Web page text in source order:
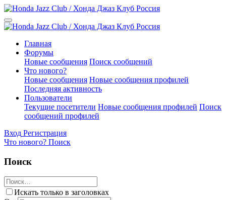
Главная
Форумы
Новые сообщения Поиск сообщений
Что нового?
Новые сообщения Новые сообщения профилей
Последняя активность
Пользователи
Текущие посетители Новые сообщения профилей Поиск
сообщений профилей
Вход Регистрация
Что нового? Поиск
Поиск
Искать только в заголовках